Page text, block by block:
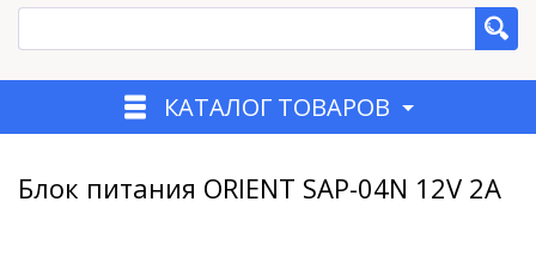
КАТАЛОГ ТОВАРОВ
Блок питания ORIENT SAP-04N 12V 2A